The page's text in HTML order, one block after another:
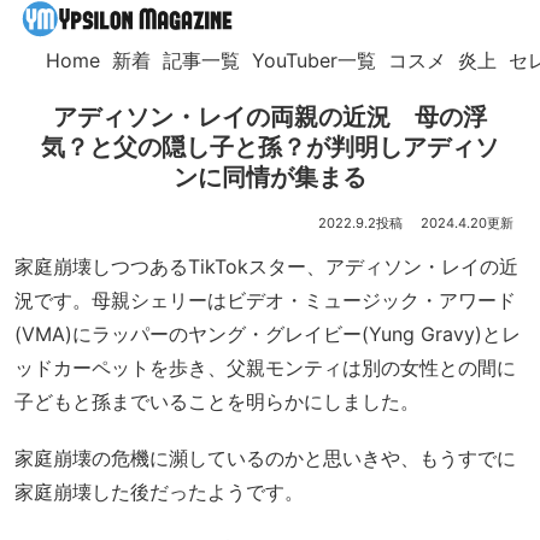
Home 新着 記事一覧 YouTuber一覧 コスメ 炎上 セ
アディソン・レイの両親の近況 母の浮
気？と父の隠し子と孫？が判明しアディソ
ンに同情が集まる
2022.9.2 2024.4.20
家庭崩壊しつつあるTikTokスター、アディソン・レイの近
況です。母親シェリーはビデオ・ミュージック・アワード
(VMA)にラッパーのヤング・グレイビー(Yung Gravy)とレ
ッドカーペットを歩き、父親モンティは別の女性との間に
子どもと孫までいることを明らかにしました。
家庭崩壊の危機に瀕しているのかと思いきや、もうすでに
家庭崩壊した後だったようです。